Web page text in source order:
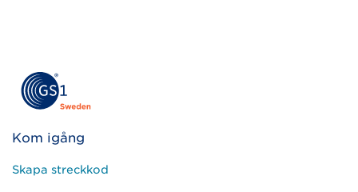
Kom igång
Skapa streckkod